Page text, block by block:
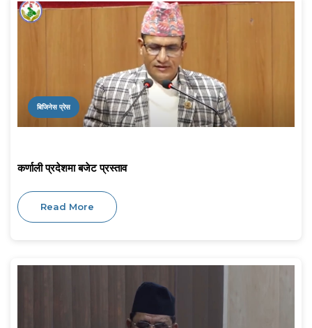
बिजिनेस प्रेस
कर्णाली प्रदेशमा बजेट प्रस्ताव
Read More